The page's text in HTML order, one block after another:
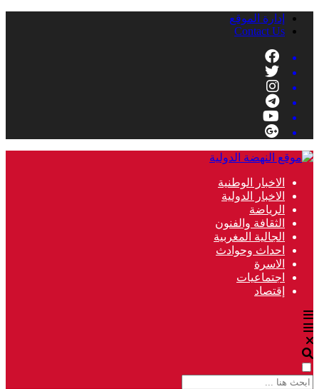
إدارة الموقع
Contact Us
الاخبار الوطنية
الاخبار الدولية
الرياضة
الثقافة والفنون
الجالية المغربية
احداث وحوادث
الاسرة
اجتماعيات
إقتصاد